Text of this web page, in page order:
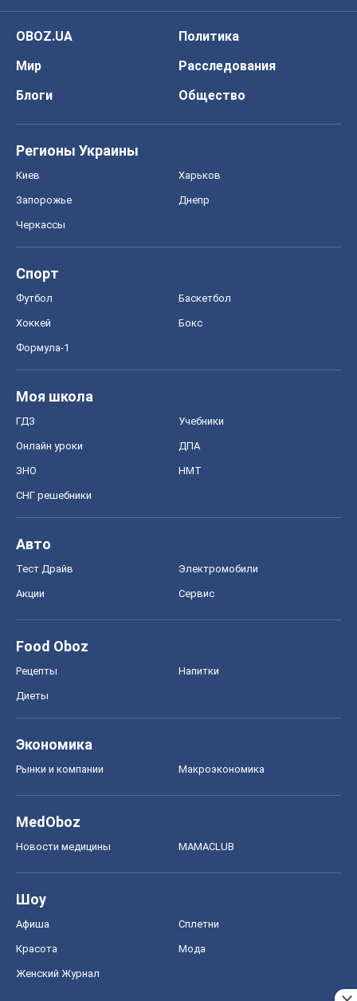
OBOZ.UA
Политика
Мир
Расследования
Блоги
Общество
Регионы Украины
Киев Харьков
Запорожье Днепр
Черкассы
Спорт
Футбол Баскетбол
Хоккей Бокс
Формула-1
Моя школа
ГДЗ Учебники
Онлайн уроки ДПА
ЗНО НМТ
СНГ решебники
Авто
Тест Драйв Электромобили
Акции Сервис
Food Oboz
Рецепты Напитки
Диеты
Экономика
Рынки и компании Mакроэкономика
MedOboz
Новости медицины MAMACLUB
Шоу
Афиша Сплетни
Красота Мода
Женский Журнал